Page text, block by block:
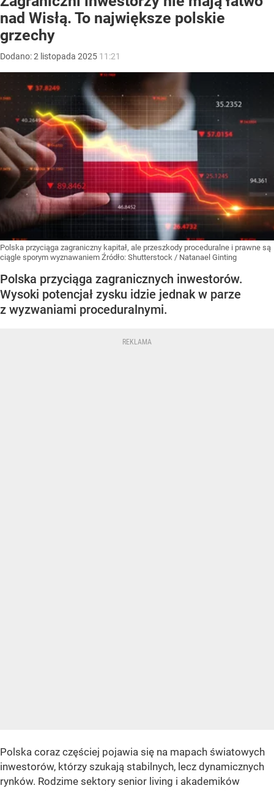
nad Wisłą. To największe polskie
grzechy
Dodano:2 listopada 2025 11:21
Polska przyciąga zagraniczny kapitał, ale przeszkody proceduralne i prawne są
ciągle sporym wyznawaniem Źródło: Shutterstock / Natanael Ginting
Polska przyciąga zagranicznych inwestorów.
Wysoki potencjał zysku idzie jednak w parze
z wyzwaniami proceduralnymi.
Polska coraz częściej pojawia się na mapach światowych
inwestorów, którzy szukają stabilnych, lecz dynamicznych
rynków. Rodzime sektory senior living i akademików